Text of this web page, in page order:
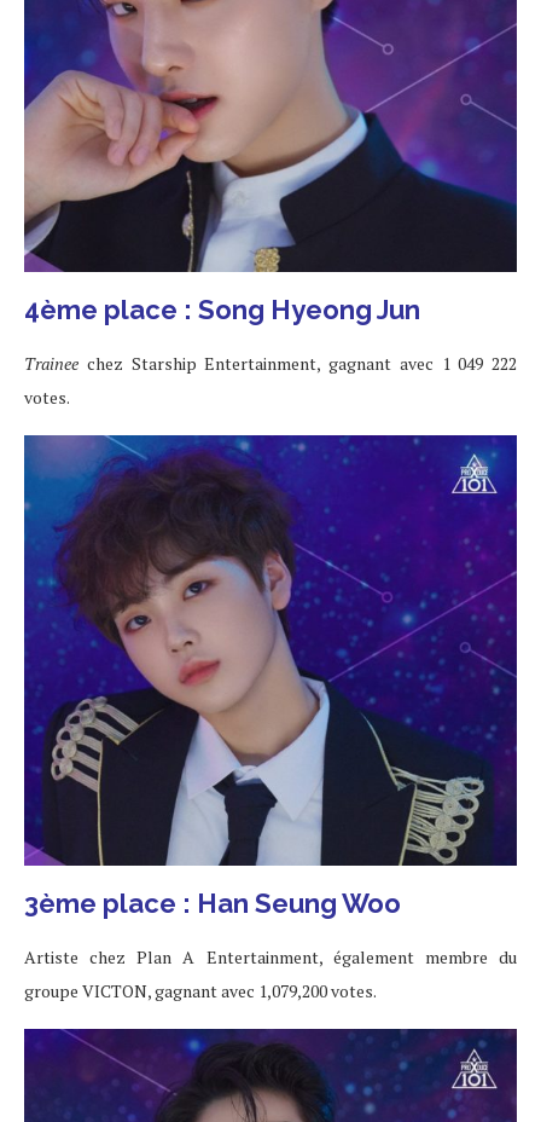
4ème place : Song Hyeong Jun
Trainee chez Starship Entertainment, gagnant avec 1 049 222
votes.
3ème place : Han Seung Woo
Artiste chez Plan A Entertainment, également membre du
groupe VICTON, gagnant avec 1,079,200 votes.